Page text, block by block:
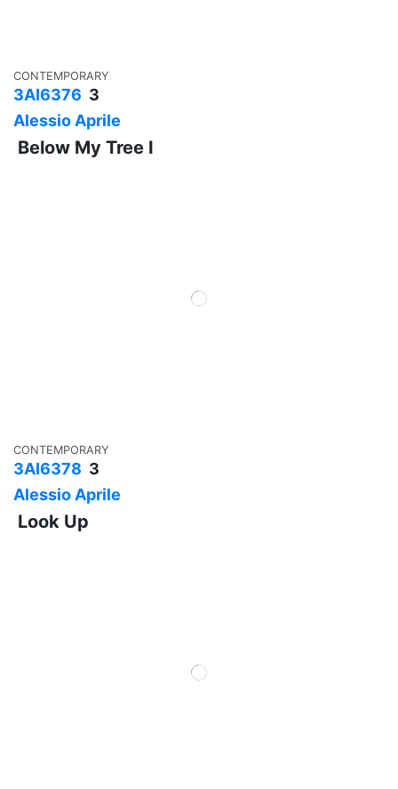
CONTEMPORARY
3AI6376 3
Alessio Aprile
Below My Tree I
CONTEMPORARY
3AI6378 3
Alessio Aprile
Look Up